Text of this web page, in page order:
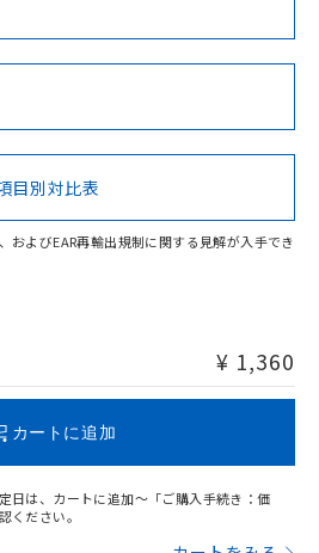
Cd Cr(VI)
する可能性があります。
目別対比表
およびEAR再輸出規制に関する見解が入手でき
¥ 1,360
カートに追加
日は、カートに追加～「ご購入手続き：価
ください。